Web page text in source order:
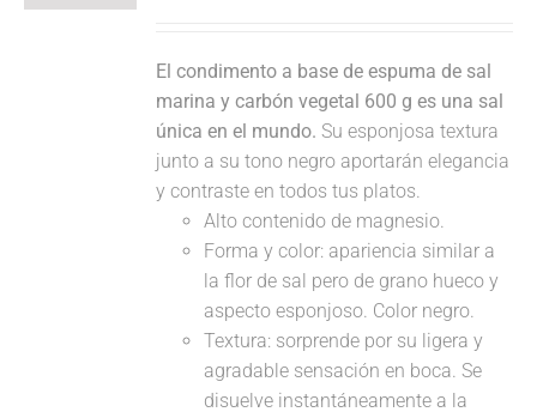
El condimento a base de espuma de sal
marina y carbón vegetal 600 g es una sal
única en el mundo. Su esponjosa textura
junto a su tono negro aportarán elegancia
y contraste en todos tus platos.
Alto contenido de magnesio.
Forma y color: apariencia similar a
la flor de sal pero de grano hueco y
aspecto esponjoso. Color negro.
Textura: sorprende por su ligera y
agradable sensación en boca. Se
disuelve instantáneamente a la